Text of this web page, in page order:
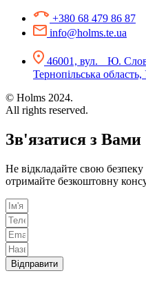
+380 68 479 86 87
info@holms.te.ua
46001, вул. Ю.
Тернопільська область,
© Holms 2024.
All rights reserved.
Зв'язатися з Вами
Не відкладайте свою
отримайте безкоштовну
Відправити